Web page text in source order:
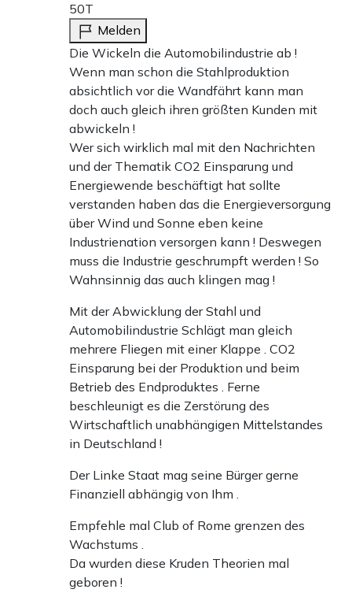
50T
Melden
Die Wickeln die Automobilindustrie ab !
Wenn man schon die Stahlproduktion
absichtlich vor die Wandfährt kann man
doch auch gleich ihren größten Kunden mit
abwickeln !
Wer sich wirklich mal mit den Nachrichten
und der Thematik CO2 Einsparung und
Energiewende beschäftigt hat sollte
verstanden haben das die Energieversorgung
über Wind und Sonne eben keine
Industrienation versorgen kann ! Deswegen
muss die Industrie geschrumpft werden ! So
Wahnsinnig das auch klingen mag !
Mit der Abwicklung der Stahl und
Automobilindustrie Schlägt man gleich
mehrere Fliegen mit einer Klappe . CO2
Einsparung bei der Produktion und beim
Betrieb des Endproduktes . Ferne
beschleunigt es die Zerstörung des
Wirtschaftlich unabhängigen Mittelstandes
in Deutschland !
Der Linke Staat mag seine Bürger gerne
Finanziell abhängig von Ihm .
Empfehle mal Club of Rome grenzen des
Wachstums .
Da wurden diese Kruden Theorien mal
geboren !